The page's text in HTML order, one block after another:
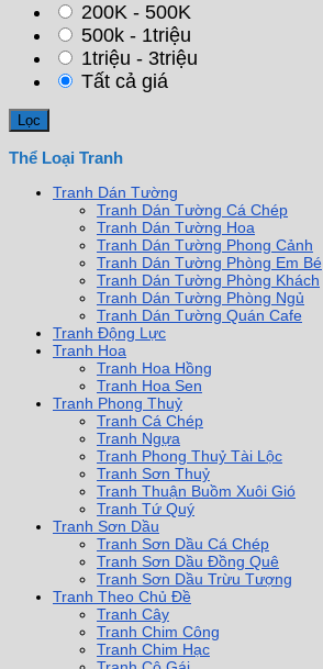
200K - 500K
500k - 1triệu
1triệu - 3triệu
Tất cả giá
Thể Loại Tranh
Tranh Dán Tường
Tranh Dán Tường Cá Chép
Tranh Dán Tường Hoa
Tranh Dán Tường Phong Cảnh
Tranh Dán Tường Phòng Em Bé
Tranh Dán Tường Phòng Khách
Tranh Dán Tường Phòng Ngủ
Tranh Dán Tường Quán Cafe
Tranh Động Lực
Tranh Hoa
Tranh Hoa Hồng
Tranh Hoa Sen
Tranh Phong Thuỷ
Tranh Cá Chép
Tranh Ngựa
Tranh Phong Thuỷ Tài Lộc
Tranh Sơn Thuỷ
Tranh Thuận Buồm Xuôi Gió
Tranh Tứ Quý
Tranh Sơn Dầu
Tranh Sơn Dầu Cá Chép
Tranh Sơn Dầu Đồng Quê
Tranh Sơn Dầu Trừu Tượng
Tranh Theo Chủ Đề
Tranh Cây
Tranh Chim Công
Tranh Chim Hạc